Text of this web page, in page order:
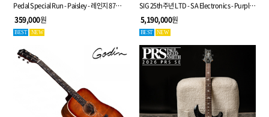
Pedal Special Run - Paisley - 레인지 87
디스토션 페달
359,000원
BEST NEW
SIG 25th주년 LTD - SA Electronics - Purple -
전자 클래식 기타 (053940)
5,190,000원
BEST NEW